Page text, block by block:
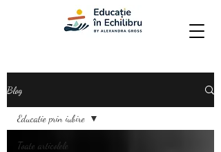
Blog
Toate articolele
Educatie prin iubire